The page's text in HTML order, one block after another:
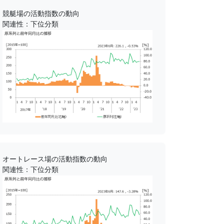
競艇場の活動指数の動向
関連性：下位分類
オートレース場の活動指数の動向
関連性：下位分類